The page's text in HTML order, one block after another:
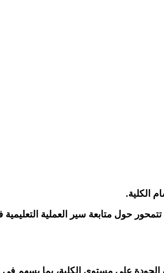
الكلية.
تتمحور حول متابعة سير العملية
على مستوى الكلية، بما يسهم في